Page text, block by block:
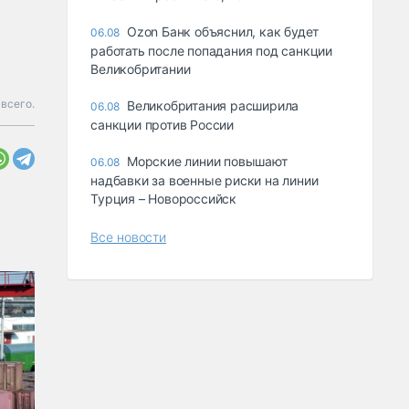
06.08 Ozon Банк объяснил, как будет
работать после попадания под санкции
Великобритании
06.08 Великобритания расширила
санкции против России
06.08 Морские линии повышают
надбавки за военные риски на линии
Турция – Новороссийск
Все новости